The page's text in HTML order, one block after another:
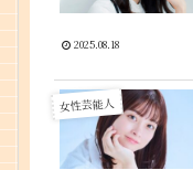
2025.08.18
女性芸能人